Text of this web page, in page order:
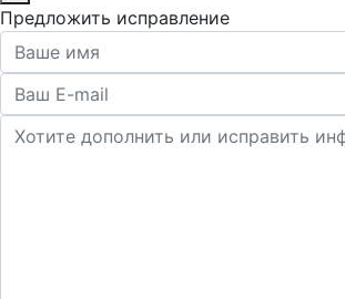
Предложить исправление